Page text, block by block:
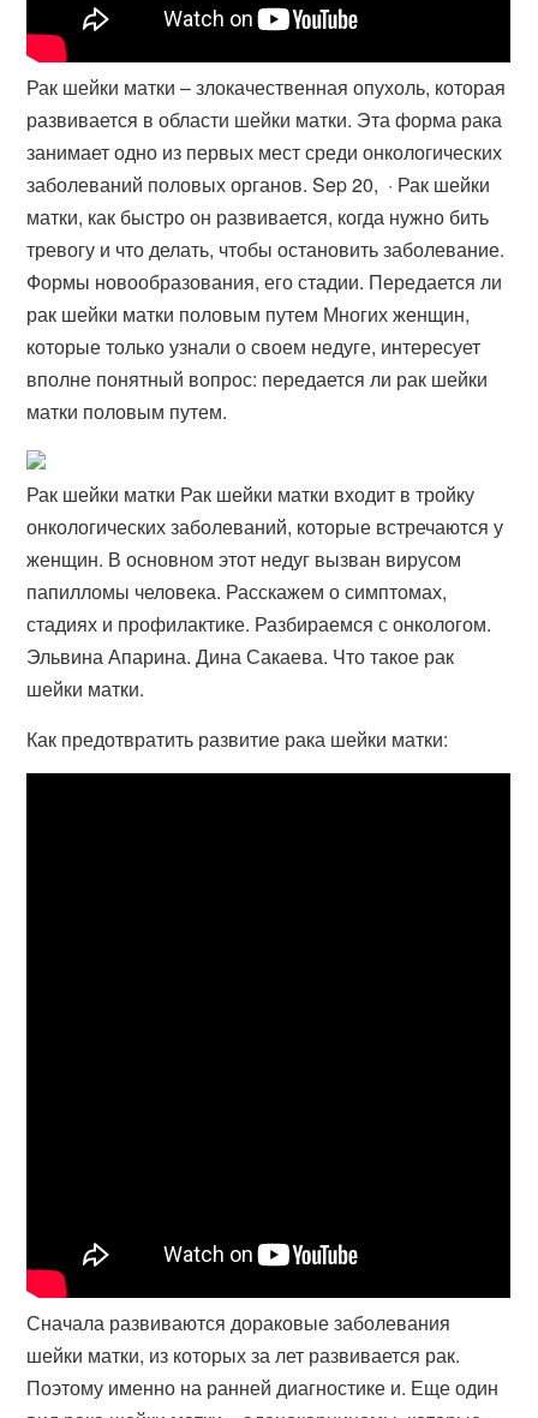
Рак шейки матки – злокачественная опухоль, которая
развивается в области шейки матки. Эта форма рака
занимает одно из первых мест среди онкологических
заболеваний половых органов. Sep 20, · Рак шейки
матки, как быстро он развивается, когда нужно бить
тревогу и что делать, чтобы остановить заболевание.
Формы новообразования, его стадии. Передается ли
рак шейки матки половым путем Многих женщин,
которые только узнали о своем недуге, интересует
вполне понятный вопрос: передается ли рак шейки
матки половым путем.
Рак шейки матки Рак шейки матки входит в тройку
онкологических заболеваний, которые встречаются у
женщин. В основном этот недуг вызван вирусом
папилломы человека. Расскажем о симптомах,
стадиях и профилактике. Разбираемся с онкологом.
Эльвина Апарина. Дина Сакаева. Что такое рак
шейки матки.
Как предотвратить развитие рака шейки матки:
Сначала развиваются дораковые заболевания
шейки матки, из которых за лет развивается рак.
Поэтому именно на ранней диагностике и. Еще один